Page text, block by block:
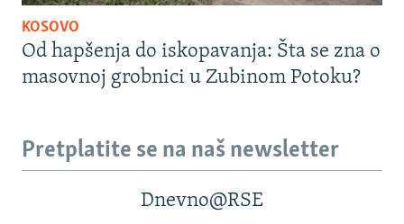
KOSOVO
Od hapšenja do iskopavanja: Šta se zna o
masovnoj grobnici u Zubinom Potoku?
Pretplatite se na naš newsletter
Dnevno@RSE